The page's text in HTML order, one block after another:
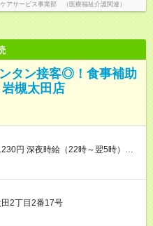
アサービス事業部 （医療福祉介護関連）
タン接客◎！食事補助
槻太田店
円 深夜時給（22時～翌5時）：
、切り上げで一ヶ月とさせてい
15時間(研修中も同時給）
田2丁目2番17号